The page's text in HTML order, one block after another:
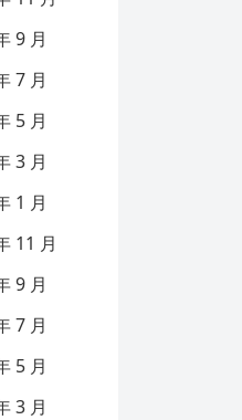
9 月
7 月
5 月
3 月
1 月
11 月
9 月
7 月
5 月
3 月